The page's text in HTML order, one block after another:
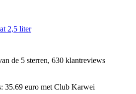
2,5 liter
de 5 sterren, 630 klantreviews
35.69 euro met Club Karwei